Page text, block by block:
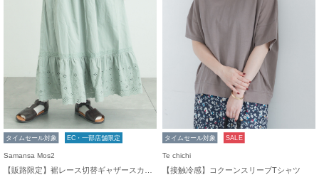
タイムセール対象 EC・一部店舗限定
Samansa Mos2
タイムセール対象 SALE
Te chichi
【接触冷感】コクーンスリーブTシャツ